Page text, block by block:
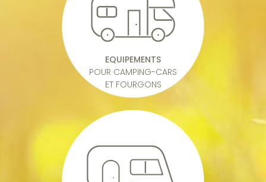
EQUIPEMENTS
POUR CAMPING-CARS
ET FOURGONS